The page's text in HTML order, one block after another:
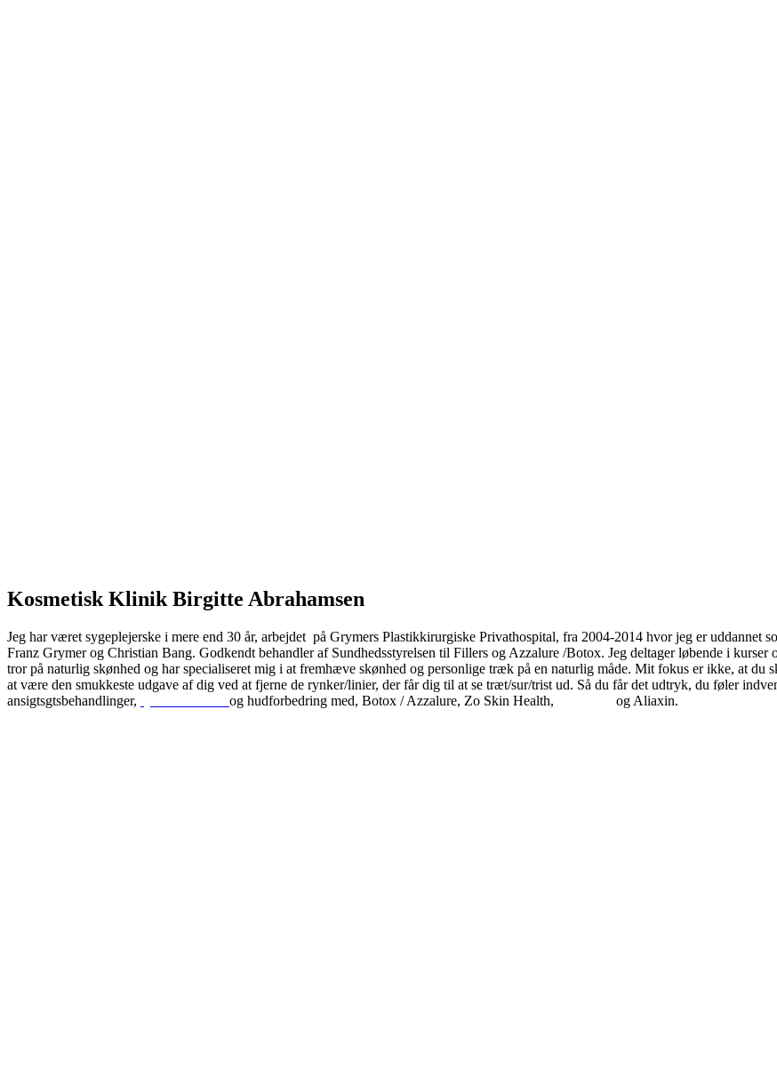
Kosmetisk Klinik Birgitte Abrahamsen
Jeg har været sygeplejerske i mere end 30 år, arbejdet på Grymers Plastikkirurgiske Privathospital, fra 2004-2014 hvor jeg er uddannet
Franz Grymer og Christian Bang. Godkendt behandler af Sundhedsstyrelsen til Fillers og Azzalure /Botox. Jeg deltager løbende i
tror på naturlig skønhed og har specialiseret mig i at fremhæve skønhed og personlige træk på en naturlig måde. Mit fokus er ikke, at du
at være den smukkeste udgave af dig ved at fjerne de rynker/linier, der får dig til at se træt/sur/trist ud. Så du får det udtryk, du føler
ansigtsgtsbehandlinger,
og hudforbedring med, Botox / Azzalure, Zo Skin Health, og Aliaxin.